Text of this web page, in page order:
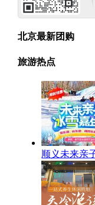
北京最新团购
旅游热点
顺义未来亲